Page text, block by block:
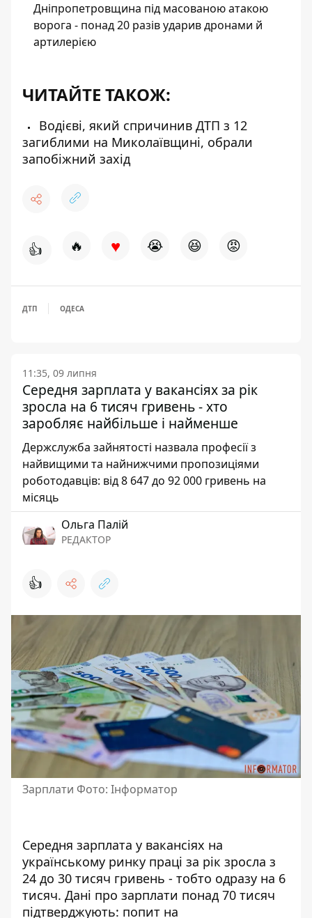
Дніпропетровщина під масованою атакою
ворога - понад 20 разів ударив дронами й
артилерією
ЧИТАЙТЕ ТАКОЖ:
Водієві, який спричинив ДТП з 12
загиблими на Миколаївщині, обрали
запобіжний захід
👍 🔥 ♥ 😭 😆 😡
ДТП ОДЕСА
11:35, 09 липня
Середня зарплата у вакансіях за рік
зросла на 6 тисяч гривень - хто
заробляє найбільше і найменше
Держслужба зайнятості назвала професії з
найвищими та найнижчими пропозиціями
роботодавців: від 8 647 до 92 000 гривень на
місяць
Ольга Палій
РЕДАКТОР
👍
Зарплати Фото: Інформатор
Середня зарплата у вакансіях на
українському ринку праці за рік зросла з
24 до 30 тисяч гривень - тобто одразу на 6
тисяч. Дані про зарплати понад 70 тисяч
підтверджують: попит на